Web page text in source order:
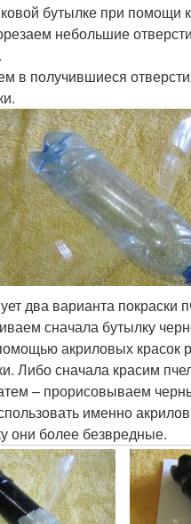
бутылке при помощи
небольшие
в получившиеся
два варианта покраски
сначала бутылку
акриловых красок
Либо сначала красим
– прорисовываем
именно
они более безвредные.